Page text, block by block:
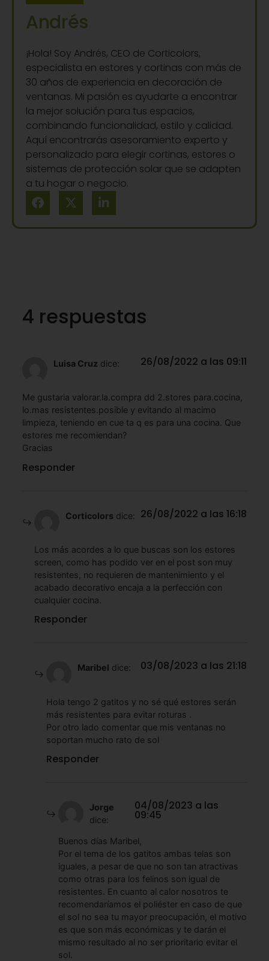
Andrés
¡Hola! Soy Andrés, CEO de Corticolors,
especialista en estores y cortinas con más de
30 años de experiencia en decoración de
ventanas. Mi pasión es ayudarte a encontrar
la mejor solución para tus espacios,
combinando funcionalidad, estilo y calidad.
Aquí encontrarás asesoramiento experto y
personalizado para elegir cortinas, estores o
sistemas de protección solar que se adapten
a tu hogar o negocio.
4 respuestas
Luisa Cruz dice: 26/08/2022 a las 09:11
Me gustaria valorar.la.compra dd 2.stores para.cocina,
lo.mas resistentes.posible y evitando al macimo
limpieza, teniendo en cue ta q es para una cocina. Que
estores me recomiendan?
Gracias
Responder
Corticolors dice: 26/08/2022 a las 16:18
Los más acordes a lo que buscas son los estores
screen, como has podido ver en el post son muy
resistentes, no requieren de mantenimiento y el
acabado decorativo encaja a la perfección con
cualquier cocina.
Responder
Maribel dice: 03/08/2023 a las 21:18
Hola tengo 2 gatitos y no sé qué estores serán
más resistentes para evitar roturas .
Por otro lado comentar que mis ventanas no
soportan mucho rato de sol
Responder
Jorge
dice:
04/08/2023 a las
09:45
Buenos días Maribel,
Por el tema de los gatitos ambas telas son
iguales, a pesar de que no son tan atractivas
como otras para los felinos son igual de
resistentes. En cuanto al calor nosotros te
recomendaríamos el poliéster en caso de que
el sol no sea tu mayor preocupación, el motivo
es que son más económicas y te darán el
mismo resultado al no ser prioritario evitar el
sol.